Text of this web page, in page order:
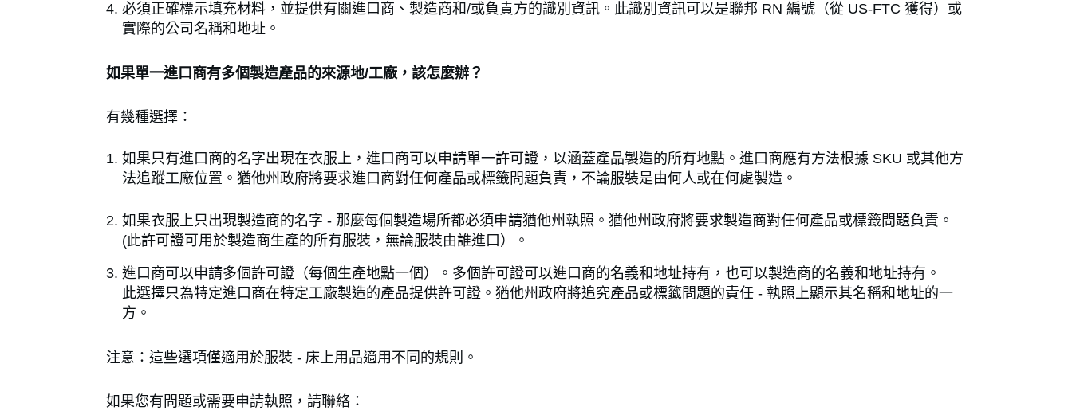
必須正確標示填充材料，並提供有關進口商、製造商和/或負責方的識別資訊。此識別資訊可以是聯邦 RN 編號（從 US-FTC 獲得）或
實際的公司名稱和地址。
如果單一進口商有多個製造產品的來源地/工廠，該怎麼辦？
有幾種選擇：
如果只有進口商的名字出現在衣服上，進口商可以申請單一許可證，以涵蓋產品製造的所有地點。進口商應有方法根據 SKU 或其他方
法追蹤工廠位置。猶他州政府將要求進口商對任何產品或標籤問題負責，不論服裝是由何人或在何處製造。
如果衣服上只出現製造商的名字 - 那麼每個製造場所都必須申請猶他州執照。猶他州政府將要求製造商對任何產品或標籤問題負責。
(此許可證可用於製造商生產的所有服裝，無論服裝由誰進口）。
進口商可以申請多個許可證（每個生產地點一個）。多個許可證可以進口商的名義和地址持有，也可以製造商的名義和地址持有。
此選擇只為特定進口商在特定工廠製造的產品提供許可證。猶他州政府將追究產品或標籤問題的責任 - 執照上顯示其名稱和地址的一
方。
注意：這些選項僅適用於服裝 - 床上用品適用不同的規則。
如果您有問題或需要申請執照，請聯絡：